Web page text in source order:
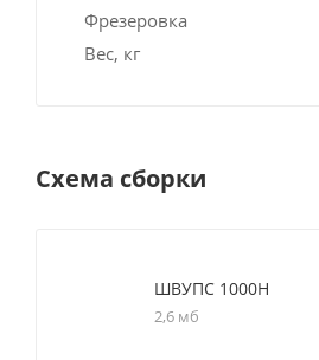
Фрезеровка
Вес, кг
Схема сборки
ШВУПС 1000Н
2,6 мб